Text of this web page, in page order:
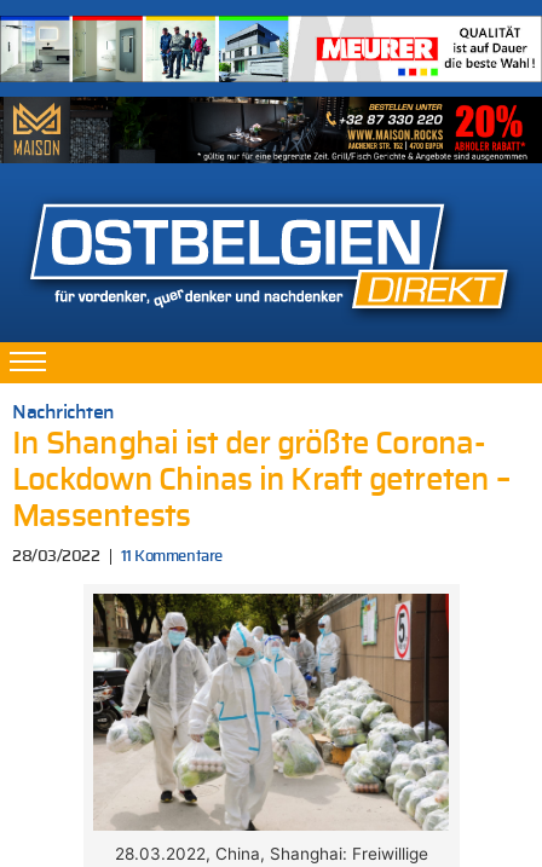
Nachrichten
In Shanghai ist der größte Corona-
Lockdown Chinas in Kraft getreten –
Massentests
28/03/2022 11 Kommentare
28.03.2022, China, Shanghai: Freiwillige